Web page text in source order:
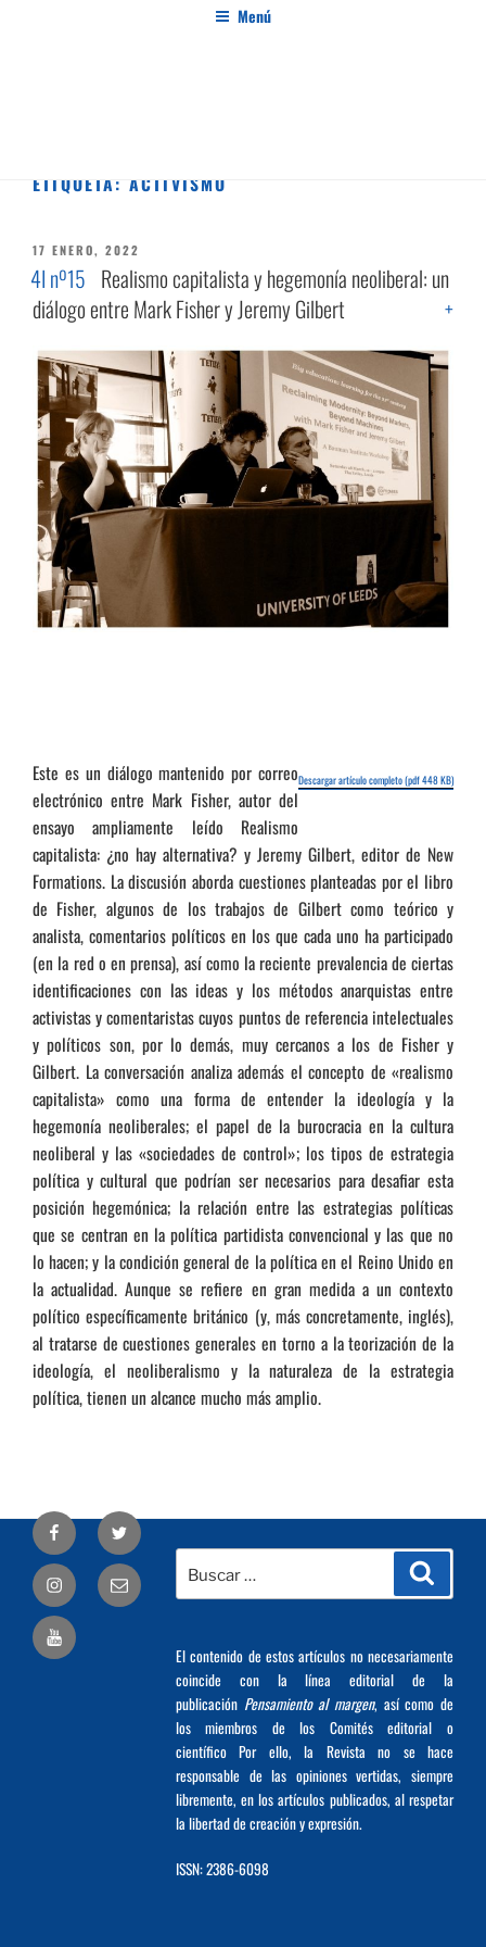
Menú
ETIQUETA: ACTIVISMO
PUBLICADO
EL
17 ENERO, 2022
4I nº15 Realismo capitalista y hegemonía neoliberal: un
diálogo entre Mark Fisher y Jeremy Gilbert
+
Descargar artículo completo (pdf 448 KB)
Este es un diálogo mantenido por correo
electrónico entre Mark Fisher, autor del
ensayo ampliamente leído Realismo
capitalista: ¿no hay alternativa? y Jeremy Gilbert, editor de New
Formations. La discusión aborda cuestiones planteadas por el libro
de Fisher, algunos de los trabajos de Gilbert como teórico y
analista, comentarios políticos en los que cada uno ha participado
(en la red o en prensa), así como la reciente prevalencia de ciertas
identificaciones con las ideas y los métodos anarquistas entre
activistas y comentaristas cuyos puntos de referencia intelectuales
y políticos son, por lo demás, muy cercanos a los de Fisher y
Gilbert. La conversación analiza además el concepto de «realismo
capitalista» como una forma de entender la ideología y la
hegemonía neoliberales; el papel de la burocracia en la cultura
neoliberal y las «sociedades de control»; los tipos de estrategia
política y cultural que podrían ser necesarios para desafiar esta
posición hegemónica; la relación entre las estrategias políticas
que se centran en la política partidista convencional y las que no
lo hacen; y la condición general de la política en el Reino Unido en
la actualidad. Aunque se refiere en gran medida a un contexto
político específicamente británico (y, más concretamente, inglés),
al tratarse de cuestiones generales en torno a la teorización de la
ideología, el neoliberalismo y la naturaleza de la estrategia
política, tienen un alcance mucho más amplio.
por:
El contenido de estos artículos no necesariamente
coincide con la línea editorial de la
publicación Pensamiento al margen, así como de
los miembros de los Comités editorial o
científico Por ello, la Revista no se hace
responsable de las opiniones vertidas, siempre
libremente, en los artículos publicados, al respetar
la libertad de creación y expresión.
ISSN: 2386-6098
Facebook Twitter
Correo
electrónico